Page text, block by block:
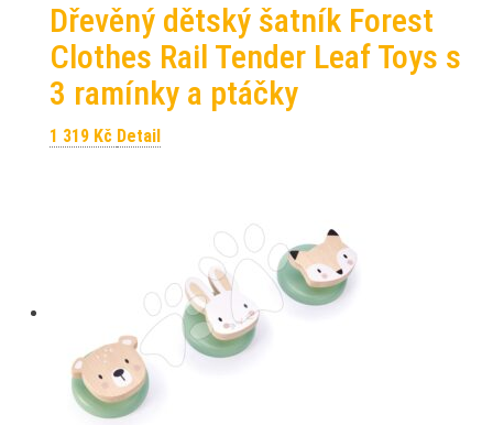
Dřevěný dětský šatník Forest
Clothes Rail Tender Leaf Toys s
3 ramínky a ptáčky
1 319 Kč Detail